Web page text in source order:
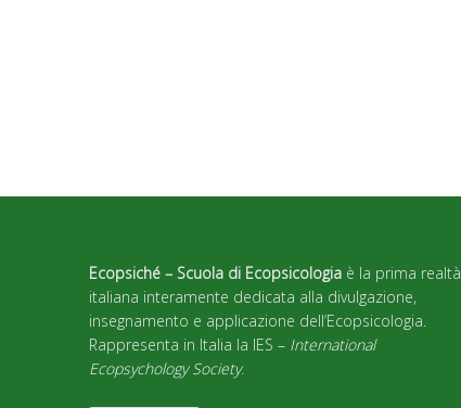
Ecopsiché – Scuola di Ecopsicologia è la prima realtà
italiana interamente dedicata alla divulgazione,
insegnamento e applicazione dell’Ecopsicologia.
Rappresenta in Italia la IES – International
Ecopsychology Society.